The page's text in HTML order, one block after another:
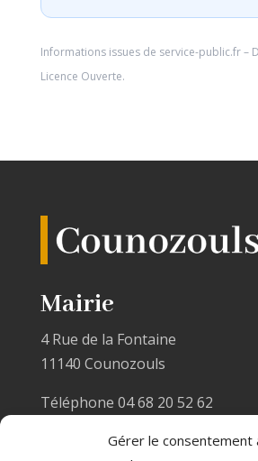
Gérer le consentement
Informations issues de service-public.fr–
Licence Ouverte.
Mairie
4 Rue de la Fontaine
11140 Counozouls
Téléphone 04 68 20 52 62